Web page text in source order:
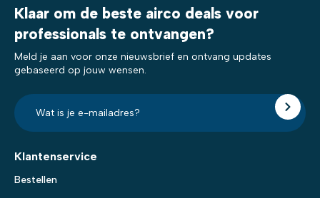
Klaar om de beste airco deals voor
professionals te ontvangen?
Meld je aan voor onze nieuwsbrief en ontvang updates
gebaseerd op jouw wensen.
E-
mailadres?
*
Klantenservice
Bestellen